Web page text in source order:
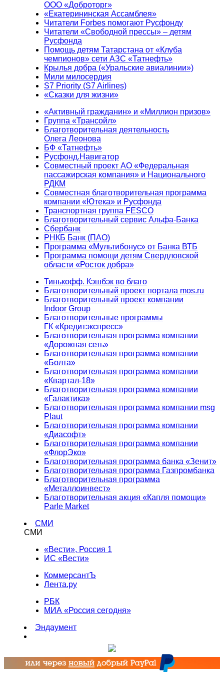
ООО «Доброторг»
«Екатерининская Ассамблея»
Читатели Forbes помогают Русфонду
Читатели «Свободной прессы» – детям
Русфонда
Помощь детям Татарстана от «Клуба
чемпионов» сети АЗС «Татнефть»
Крылья добра («Уральские авиалинии»)
Мили милосердия
S7 Priority (S7 Airlines)
«Сказки для жизни»
«Активный гражданин» и «Миллион призов»
Группа «Трансойл»
Благотворительная деятельность
Олега Леонова
БФ «Татнефть»
Русфонд.Навигатор
Совместный проект АО «Федеральная
пассажирская компания» и Национального
РДКМ
Совместная благотворительная программа
компании «Ютека» и Русфонда
Транспортная группа FESCO
Благотворительный сервис Альфа-Банка
Сбербанк
РНКБ Банк (ПАО)
Программа «Мультибонус» от Банка ВТБ
Программа помощи детям Свердловской
области «Росток добра»
Тинькофф. Кэшбэк во благо
Благотворительный проект портала mos.ru
Благотворительный проект компании
Indoor Group
Благотворительные программы
ГК «Кредитэкспресс»
Благотворительная программа компании
«Дорожная сеть»
Благотворительная программа компании
«Болта»
Благотворительная программа компании
«Квартал-18»
Благотворительная программа компании
«Галактика»
Благотворительная программа компании msg
Plaut
Благотворительная программа компании
«Диасофт»
Благотворительная программа компании
«ФлорЭко»
Благотворительная программа банка «Зенит»
Благотворительная программа Газпромбанка
Благотворительная программа
«Металлоинвест»
Благотворительная акция «Капля помощи»
Parle Market
СМИ
СМИ
«Вести», Россия 1
ИС «Вести»
КоммерсантЪ
Лента.ру
РБК
МИА «Россия сегодня»
Эндаумент